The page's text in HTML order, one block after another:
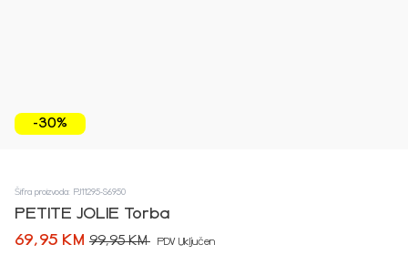
-30%
Šifra proizvoda: PJ11295-S6950
PETITE JOLIE Torba
69,95 KM 99,95 KM PDV Uključen